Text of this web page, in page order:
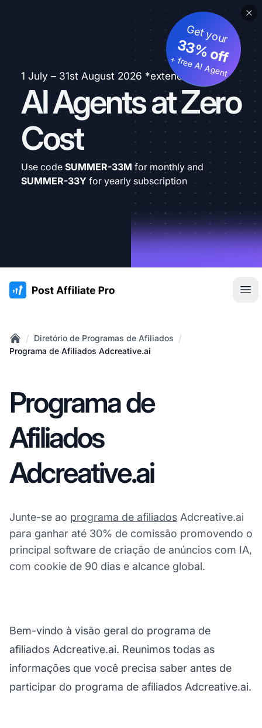
1 July – 31st August 2026 *extended
AI Agents at Zero
Cost
Get your
33% off
+ free AI Agent
Use code SUMMER-33M for monthly and
SUMMER-33Y for yearly subscription
:site.title
Home
/ Diretório de Programas de Afiliados /
Programa de Afiliados Adcreative.ai
Programa de
Afiliados
Adcreative.ai
Junte-se ao programa de afiliados Adcreative.ai
para ganhar até 30% de comissão promovendo o
principal software de criação de anúncios com IA,
com cookie de 90 dias e alcance global.
Bem-vindo à visão geral do programa de
afiliados Adcreative.ai. Reunimos todas as
informações que você precisa saber antes de
participar do programa de afiliados Adcreative.ai.